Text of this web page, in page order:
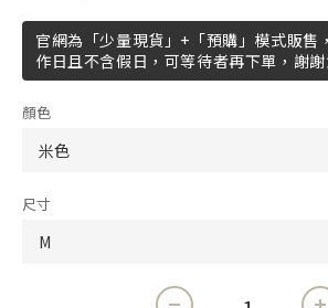
官網為「少量現貨」+「預購」模式販售
作日且不含假日，可等待者再下單，謝
顏色
尺寸